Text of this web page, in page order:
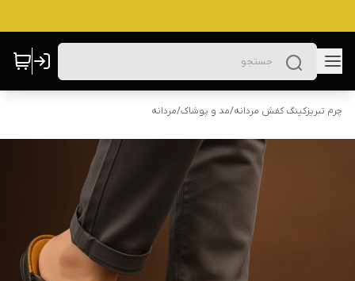
چرم تبریزکینگ کفش مردانه/مد و پوشاک/مردانه